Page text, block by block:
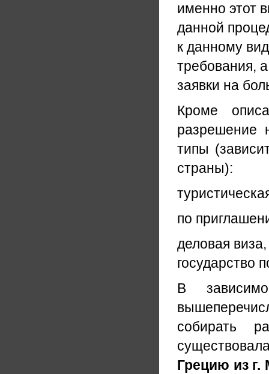
именно этот
данной
к данному
требования,
заявки на
Кроме
разрешение
типы
страны):
по
деловая
государство
В
собирать
Грецию из г.